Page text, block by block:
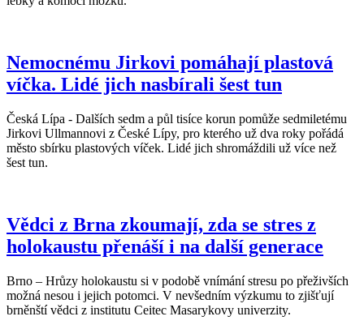
Nemocnému Jirkovi pomáhají plastová
víčka. Lidé jich nasbírali šest tun
Česká Lípa - Dalších sedm a půl tisíce korun pomůže sedmiletému
Jirkovi Ullmannovi z České Lípy, pro kterého už dva roky pořádá
město sbírku plastových víček. Lidé jich shromáždili už více než
šest tun.
Vědci z Brna zkoumají, zda se stres z
holokaustu přenáší i na další generace
Brno – Hrůzy holokaustu si v podobě vnímání stresu po přeživších
možná nesou i jejich potomci. V nevšedním výzkumu to zjišťují
brněnští vědci z institutu Ceitec Masarykovy univerzity.